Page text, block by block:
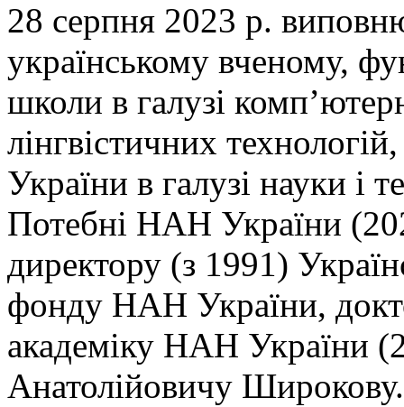
28 серпня 2023 р.
українському вченому,
школи в галузі
лінгвістичних
України в галузі науки і
Потебні НАН України
директору (з 1991)
фонду НАН України,
академіку НАН України
Анатолійовичу Широкову.